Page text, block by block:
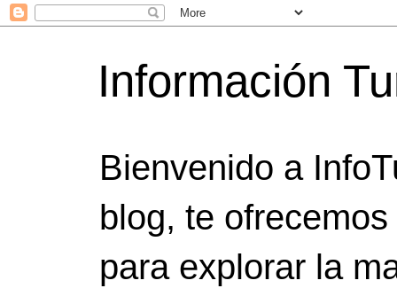
Información
Bienvenido a
blog, te
para explorar la